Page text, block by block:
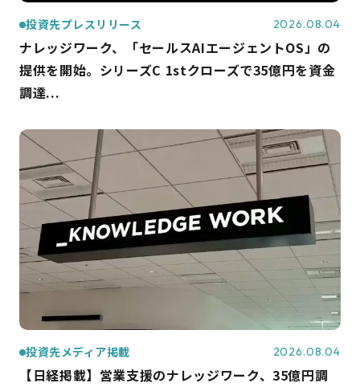
投資先プレスリリース 2026.08.04
ナレッジワーク、「セールスAIエージェントOS」の
提供を開始。シリーズC 1stクローズで35億円を資金
調達...
投資先メディア掲載 2026.08.04
【日経掲載】営業支援のナレッジワーク、35億円調